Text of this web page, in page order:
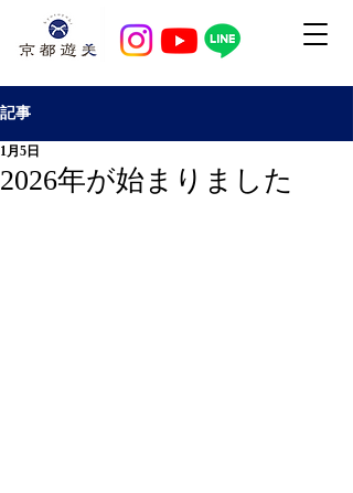
記事
2026年が始まりました
1月5日